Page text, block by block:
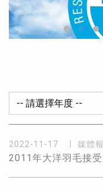
2022-11-17 媒體
2011年大洋羽毛接